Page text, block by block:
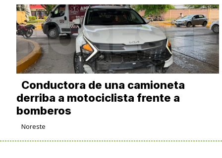
Conductora de una camioneta
derriba a motociclista frente a
bomberos
Noreste